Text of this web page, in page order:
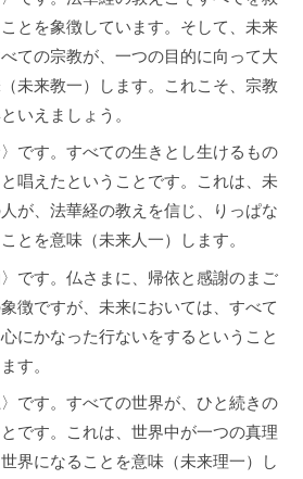
とを象徴しています。そして、未来
ての宗教が、一つの目的に向って大
未来教一）します。これこそ、宗教
いえましょう。
です。すべての生きとし生けるもの
唱えたということです。これは、未
が、法華経の教えを信じ、りっぱな
とを意味（未来人一）します。
です。仏さまに、帰依と感謝のまご
徴ですが、未来においては、すべて
にかなった行ないをするということ
す。
です。すべての世界が、ひと続きの
です。これは、世界中が一つの真理
界になることを意味（未来理一）し